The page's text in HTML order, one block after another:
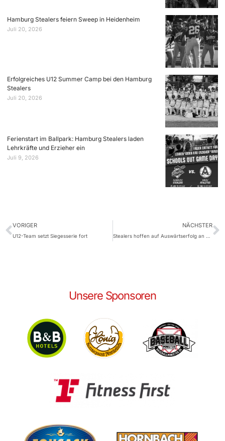
Hamburg Stealers feiern Sweep in Heidenheim
Juli 20, 2026
Erfolgreiches U12 Summer Camp bei den Hamburg
Stealers
Juli 20, 2026
Ferienstart im Ballpark: Hamburg Stealers laden
Lehrkräfte und Erzieher ein
Juli 9, 2026
VORIGER
U12-Team setzt Siegesserie fort
NÄCHSTER
Unsere Sponsoren